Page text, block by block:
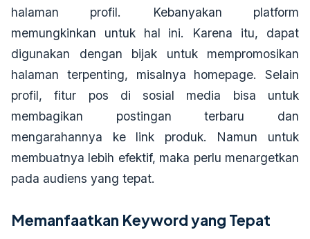
halaman profil. Kebanyakan platform
memungkinkan untuk hal ini. Karena itu, dapat
digunakan dengan bijak untuk mempromosikan
halaman terpenting, misalnya homepage. Selain
profil, fitur pos di sosial media bisa untuk
membagikan postingan terbaru dan
mengarahannya ke link produk. Namun untuk
membuatnya lebih efektif, maka perlu menargetkan
pada audiens yang tepat.
Memanfaatkan Keyword yang Tepat